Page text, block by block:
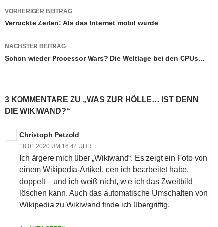
Beitragsnavigation
VORHERIGER BEITRAG
Verrückte Zeiten: Als das Internet mobil wurde
NÄCHSTER BEITRAG
Schon wieder Processor Wars? Die Weltlage bei den CPUs…
3 KOMMENTARE ZU „WAS ZUR HÖLLE… IST DENN
DIE WIKIWAND?“
Christoph Petzold
18.01.2020 UM 16:42 UHR
Ich ärgere mich über „Wikiwand“. Es zeigt ein Foto von
einem Wikipedia-Artikel, den ich bearbeitet habe,
doppelt – und ich weiß nicht, wie ich das Zweitbild
löschen kann. Auch das automatische Umschalten von
Wikipedia zu Wikiwand finde ich übergriffig.